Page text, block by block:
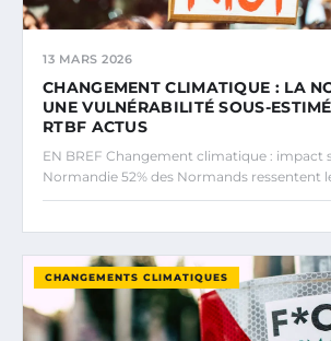
13 MARS 2026
CHANGEMENT CLIMATIQUE : LA
UNE VULNÉRABILITÉ SOUS-
RTBF ACTUS
EN BREF Changement climatique : impact
Normandie 52% des Normands ressentent
CHANGEMENTS CLIMATIQUES